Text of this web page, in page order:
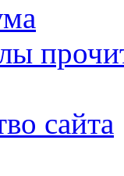
сайта